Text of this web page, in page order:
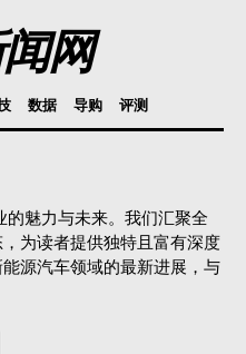
网
数据 导购 评测
魅力与未来。我们汇聚全
为读者提供独特且富有深度
源汽车领域的最新进展，与